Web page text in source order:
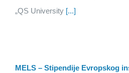
„QS University [...]
MELS – Stipendije Evropskog